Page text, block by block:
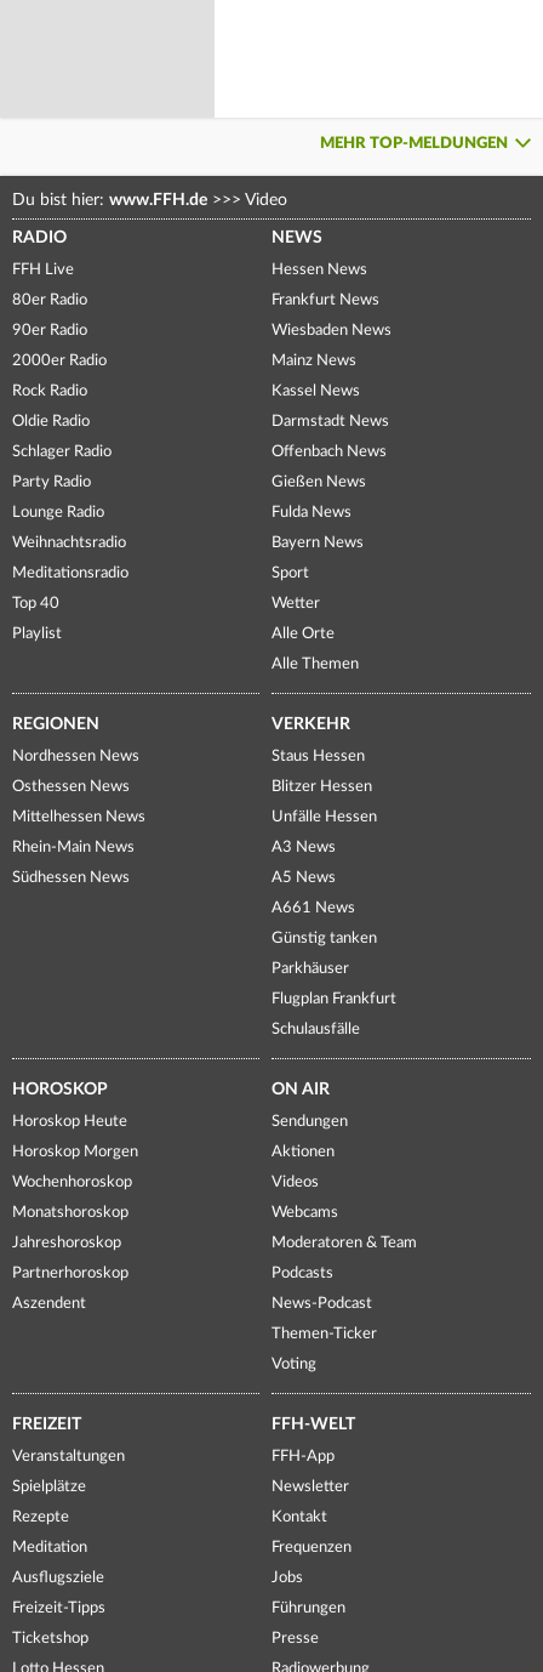
MEHR TOP-MELDUNGEN
Du bist hier: www.FFH.de >>> Video
RADIO
FFH Live
80er Radio
90er Radio
2000er Radio
Rock Radio
Oldie Radio
Schlager Radio
Party Radio
Lounge Radio
Weihnachtsradio
Meditationsradio
Top 40
Playlist
NEWS
Hessen News
Frankfurt News
Wiesbaden News
Mainz News
Kassel News
Darmstadt News
Offenbach News
Gießen News
Fulda News
Bayern News
Sport
Wetter
Alle Orte
Alle Themen
REGIONEN
Nordhessen News
Osthessen News
Mittelhessen News
Rhein-Main News
Südhessen News
VERKEHR
Staus Hessen
Blitzer Hessen
Unfälle Hessen
A3 News
A5 News
A661 News
Günstig tanken
Parkhäuser
Flugplan Frankfurt
Schulausfälle
HOROSKOP
Horoskop Heute
Horoskop Morgen
Wochenhoroskop
Monatshoroskop
Jahreshoroskop
Partnerhoroskop
Aszendent
ON AIR
Sendungen
Aktionen
Videos
Webcams
Moderatoren & Team
Podcasts
News-Podcast
Themen-Ticker
Voting
FREIZEIT
Veranstaltungen
Spielplätze
Rezepte
Meditation
Ausflugsziele
Freizeit-Tipps
Ticketshop
Lotto Hessen
FFH-WELT
FFH-App
Newsletter
Kontakt
Frequenzen
Jobs
Führungen
Presse
Radiowerbung